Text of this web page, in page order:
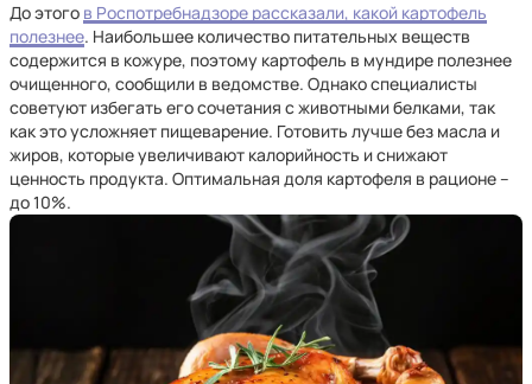
До этого в Роспотребнадзоре рассказали, какой картофель
полезнее. Наибольшее количество питательных веществ
содержится в кожуре, поэтому картофель в мундире полезнее
очищенного, сообщили в ведомстве. Однако специалисты
советуют избегать его сочетания с животными белками, так
как это усложняет пищеварение. Готовить лучше без масла и
жиров, которые увеличивают калорийность и снижают
ценность продукта. Оптимальная доля картофеля в рационе –
до 10%.